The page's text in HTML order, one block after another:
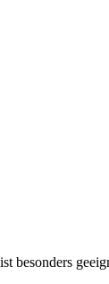
besonders